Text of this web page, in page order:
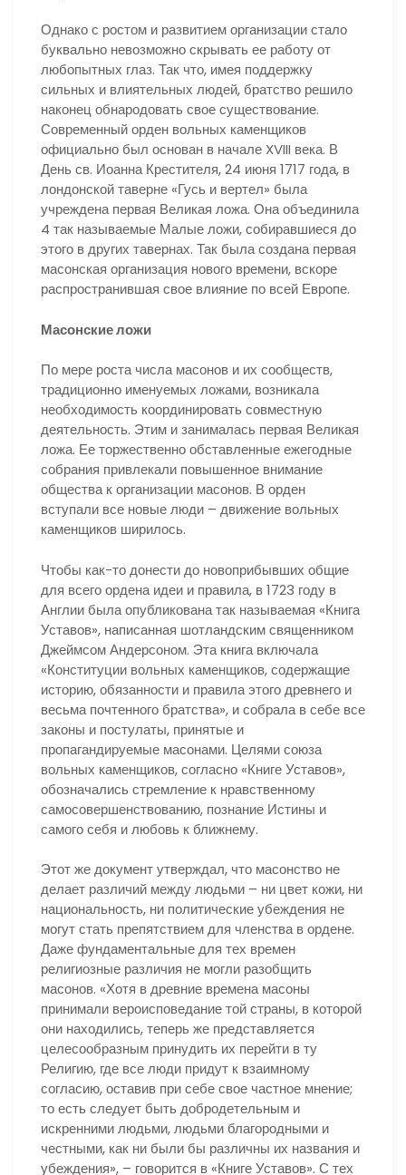
Однако с ростом и развитием организации стало
буквально невозможно скрывать ее работу от
любопытных глаз. Так что, имея поддержку
сильных и влиятельных людей, братство решило
наконец обнародовать свое существование.
Современный орден вольных каменщиков
официально был основан в начале XVIII века. В
День св. Иоанна Крестителя, 24 июня 1717 года, в
лондонской таверне «Гусь и вертел» была
учреждена первая Великая ложа. Она объединила
4 так называемые Малые ложи, собиравшиеся до
этого в других тавернах. Так была создана первая
масонская организация нового времени, вскоре
распространившая свое влияние по всей Европе.
Масонские ложи
По мере роста числа масонов и их сообществ,
традиционно именуемых ложами, возникала
необходимость координировать совместную
деятельность. Этим и занималась первая Великая
ложа. Ее торжественно обставленные ежегодные
собрания привлекали повышенное внимание
общества к организации масонов. В орден
вступали все новые люди – движение вольных
каменщиков ширилось.
Чтобы как-то донести до новоприбывших общие
для всего ордена идеи и правила, в 1723 году в
Англии была опубликована так называемая «Книга
Уставов», написанная шотландским священником
Джеймсом Андерсоном. Эта книга включала
«Конституции вольных каменщиков, содержащие
историю, обязанности и правила этого древнего и
весьма почтенного братства», и собрала в себе все
законы и постулаты, принятые и
пропагандируемые масонами. Целями союза
вольных каменщиков, согласно «Книге Уставов»,
обозначались стремление к нравственному
самосовершенствованию, познание Истины и
самого себя и любовь к ближнему.
Этот же документ утверждал, что масонство не
делает различий между людьми – ни цвет кожи, ни
национальность, ни политические убеждения не
могут стать препятствием для членства в ордене.
Даже фундаментальные для тех времен
религиозные различия не могли разобщить
масонов. «Хотя в древние времена масоны
принимали вероисповедание той страны, в которой
они находились, теперь же представляется
целесообразным принудить их перейти в ту
Религию, где все люди придут к взаимному
согласию, оставив при себе свое частное мнение;
то есть следует быть добродетельным и
искренними людьми, людьми благородными и
честными, как ни были бы различны их названия и
убеждения», – говорится в «Книге Уставов». С тех